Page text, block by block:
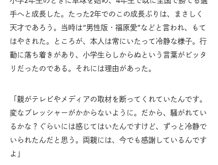
手へと成長した。たった2年でのこの成長ぶりは、まさしく
天才であろう。当時は“男性版・福原愛”などと言われ、もて
はやされた。ところが、本人は常にいたって冷静な様子。行
動に落ち着きがあり、小学生らしからぬという言葉がピッタ
リだったのである。それには理由があった。
「親がテレビやメディアの取材を断ってくれていたんです。
変なプレッシャーがかからないように。だから、騒がれてい
るかな？ぐらいには感じてはいたんですけど、ずっと冷静で
いられたんだと思う。両親には、今でも感謝しているんです
よ」